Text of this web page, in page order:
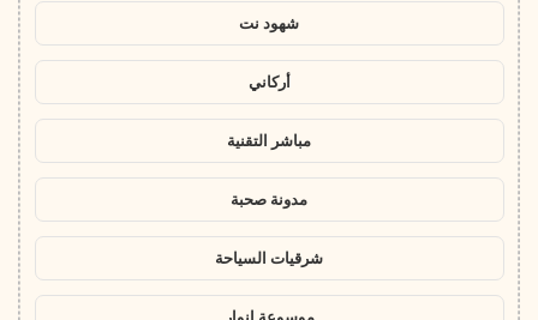
شهود نت
أركاني
مباشر التقنية
مدونة صحبة
شرقيات السياحة
موسوعة انوار